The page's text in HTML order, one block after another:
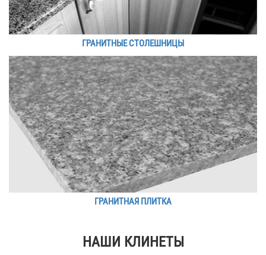
ГРАНИТНЫЕ СТОЛЕШНИЦЫ
ГРАНИТНАЯ ПЛИТКА
НАШИ КЛИНЕТЫ